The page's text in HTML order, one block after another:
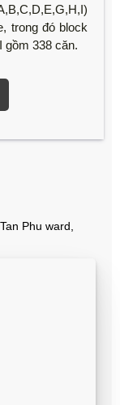
trong đó block
gồm 338 căn.
Phu ward,